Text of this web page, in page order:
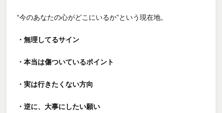
“今のあなたの心がどこにいるか”という現在地。
・無理してるサイン
・本当は傷ついているポイント
・実は行きたくない方向
・逆に、大事にしたい願い